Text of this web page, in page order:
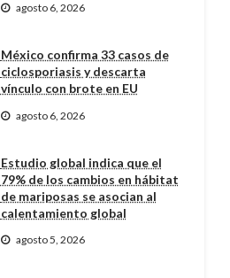
agosto 6, 2026
México confirma 33 casos de
ciclosporiasis y descarta
vínculo con brote en EU
agosto 6, 2026
Estudio global indica que el
79% de los cambios en hábitat
de mariposas se asocian al
calentamiento global
agosto 5, 2026